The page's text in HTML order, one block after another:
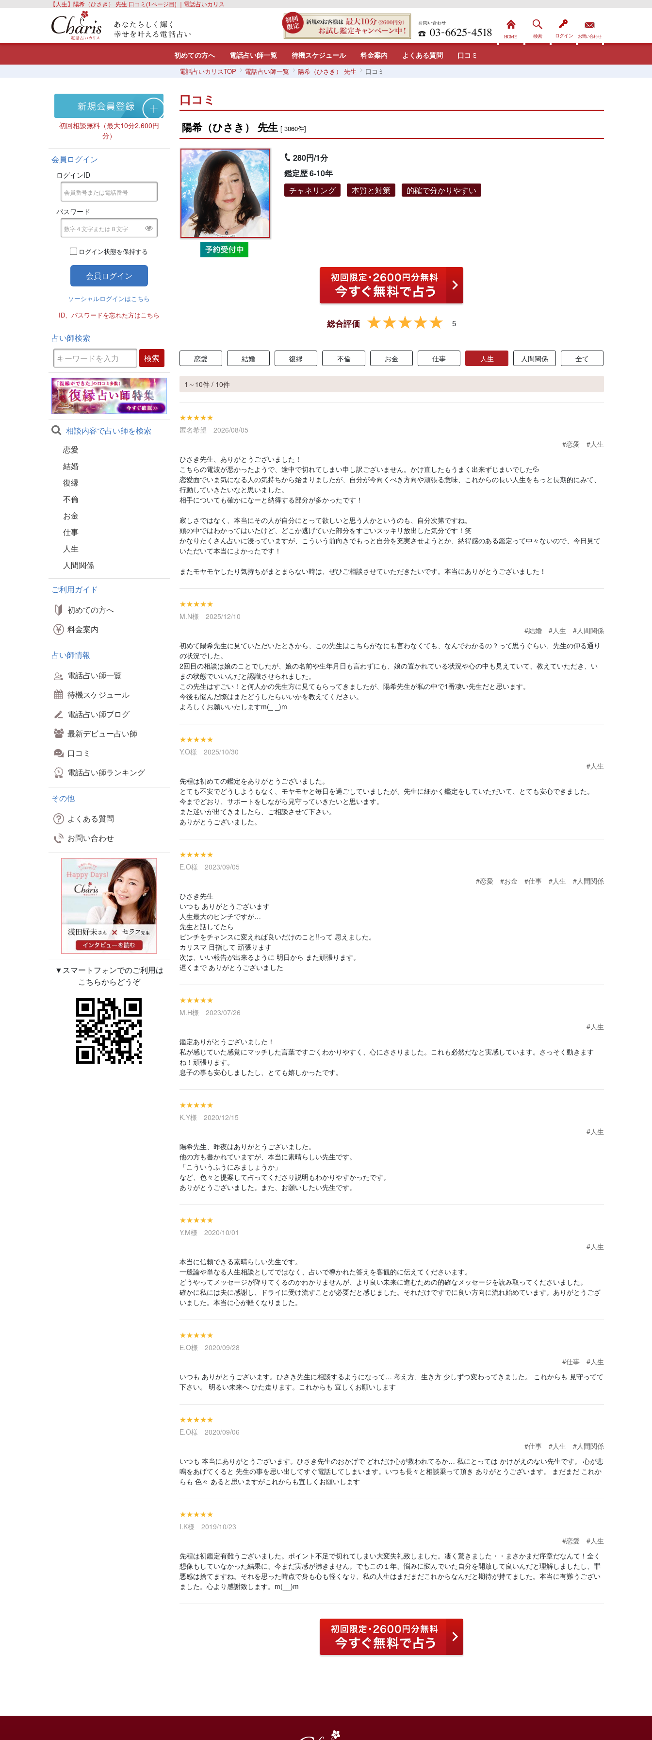
【人生】陽希（ひさき） 先生 口コミ(1ページ目) ｜電話占いカリス
初めての方へ 電話占い師一覧 待機スケジュール 料金案内 よくある質問 口コミ
電話占いカリスTOP 電話占い師一覧 陽希（ひさき） 先生 口コミ
初回相談無料（最大10分2,600円
分）
会員ログイン
ログインID
パスワード
ログイン状態を保持する
ソーシャルログインはこちら
ID、パスワードを忘れた方はこちら
占い師検索
相談内容で占い師を検索
恋愛
結婚
復縁
不倫
お金
仕事
人生
人間関係
ご利用ガイド
初めての方へ
料金案内
占い師情報
電話占い師一覧
待機スケジュール
電話占い師ブログ
最新デビュー占い師
口コミ
電話占い師ランキング
その他
よくある質問
お問い合わせ
▼スマートフォンでのご利用は
こちらからどうぞ
口コミ
陽希（ひさき） 先生 [ 3060件]
280円/1分
鑑定歴 6-10年
チャネリング
本質と対策 的確で分かりやすい
総合評価 5
恋愛 結婚 復縁 不倫 お金 仕事 人生 人間関係 全て
1～10件 / 10件
★★★★★
匿名希望 2026/08/05
#恋愛
#人生
ひさき先生、ありがとうございました！
こちらの電波が悪かったようで、途中で切れてしまい申し訳ございません。かけ直したもうまく出来ずじまいでした💦
恋愛面でいま気になる人の気持ちから始まりましたが、自分が今向くべき方向や頑張る意味、これからの長い人生をもっと長期的にみて、
行動していきたいなと思いました。
相手についても確かになーと納得する部分が多かったです！
寂しさではなく、本当にその人が自分にとって欲しいと思う人かというのも、自分次第ですね。
頭の中ではわかってはいたけど、どこか逃げていた部分をすごいスッキリ放出した気分です！笑
かなりたくさん占いに浸っていますが、こういう前向きでもっと自分を充実させようとか、納得感のある鑑定って中々ないので、今日見て
いただいて本当によかったです！
またモヤモヤしたり気持ちがまとまらない時は、ぜひご相談させていただきたいです。本当にありがとうございました！
★★★★★
M.N様 2025/12/10
#結婚
#人生
#人間関係
初めて陽希先生に見ていただいたときから、この先生はこちらがなにも言わなくても、なんでわかるの？って思うぐらい、先生の仰る通り
の状況でした。
2回目の相談は娘のことでしたが、娘の名前や生年月日も言わずにも、娘の置かれている状況や心の中も見えていて、教えていただき、い
まの状態でいいんだと認識させられました。
この先生はすごい！と何人かの先生方に見てもらってきましたが、陽希先生が私の中で1番凄い先生だと思います。
今後も悩んだ際はまたどうしたらいいかを教えてください。
よろしくお願いいたしますm(_ _)m
★★★★★
Y.O様 2025/10/30
#人生
先程は初めての鑑定をありがとうございました。
とても不安でどうしようもなく、モヤモヤと毎日を過ごしていましたが、先生に細かく鑑定をしていただいて、とても安心できました。
今までどおり、サポートをしながら見守っていきたいと思います。
また迷いが出てきましたら、ご相談させて下さい。
ありがとうございました。
★★★★★
E.O様 2023/09/05
#恋愛
#お金 #仕事 #人生
#人間関係
ひさき先生
いつも ありがとうございます
人生最大のピンチですが…
先生と話してたら
ピンチをチャンスに変えれば良いだけのこと!!って 思えました。
カリスマ 目指して 頑張ります
次は、いい報告が出来るように 明日から また頑張ります。
遅くまで ありがとうございました
★★★★★
M.H様 2023/07/26
#人生
鑑定ありがとうございました！
私が感じていた感覚にマッチした言葉ですごくわかりやすく、心にささりました。これも必然だなと実感しています。さっそく動きます
ね！頑張ります。
息子の事も安心しましたし、とても嬉しかったです。
★★★★★
K.Y様 2020/12/15
#人生
陽希先生、昨夜はありがとうございました。
他の方も書かれていますが、本当に素晴らしい先生です。
「こういうふうにみましょうか」
など、色々と提案して占ってくださり説明もわかりやすかったです。
ありがとうございました。また、お願いしたい先生です。
★★★★★
Y.M様 2020/10/01
#人生
本当に信頼できる素晴らしい先生です。
一般論や単なる人生相談としてではなく、占いで導かれた答えを客観的に伝えてくださいます。
どうやってメッセージが降りてくるのかわかりませんが、より良い未来に進むための的確なメッセージを読み取ってくださいました。
確かに私には夫に感謝し、ドライに受け流すことが必要だと感じました。それだけですでに良い方向に流れ始めています。ありがとうござ
いました。本当に心が軽くなりました。
★★★★★
E.O様 2020/09/28
#仕事
#人生
いつも ありがとうございます。ひさき先生に相談するようになって… 考え方、生き方 少しずつ変わってきました。 これからも 見守ってて
下さい。 明るい未来へ ひた走ります。これからも 宜しくお願いします
★★★★★
E.O様 2020/09/06
#仕事
#人生
#人間関係
いつも 本当にありがとうございます。ひさき先生のおかげで どれだけ心が救われてるか… 私にとっては かけがえのない先生です。 心が悲
鳴をあげてくると 先生の事を思い出してすぐ電話してしまいます。いつも長々と相談乗って頂き ありがとうございます。 まだまだ これか
らも 色々 あると思いますがこれからも宜しくお願いします
★★★★★
I.K様 2019/10/23
#恋愛
#人生
先程は初鑑定有難うございました。ポイント不足で切れてしまい大変失礼致しました。凄く驚きました・・まさかまだ序章だなんて！全く
想像もしていなかった結果に、今まだ実感が沸きません。でもこの１年、悩みに悩んでいた自分を開放して良いんだと理解しましたし、罪
悪感は捨てますね。それを思った時点で身も心も軽くなり、私の人生はまだまだこれからなんだと期待が持てました。本当に有難うござい
ました。心より感謝致します。m(__)m